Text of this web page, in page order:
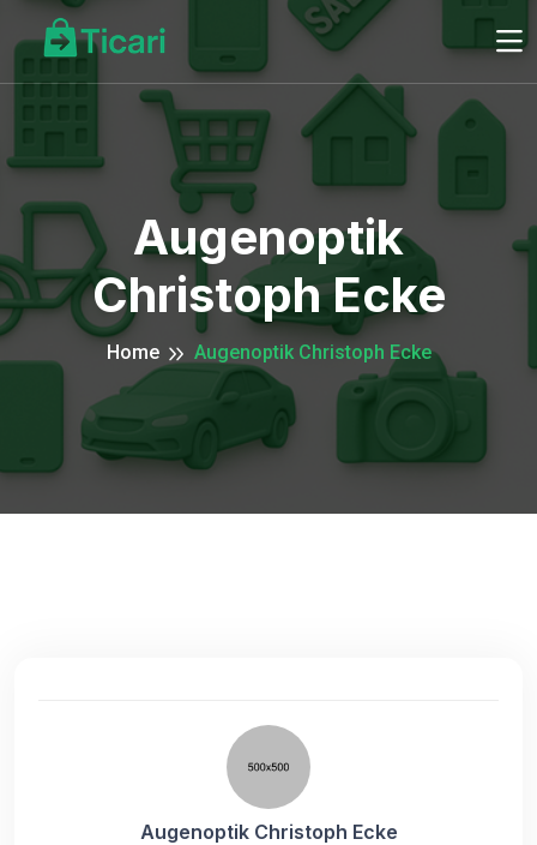
Augenoptik
Christoph Ecke
Home Augenoptik Christoph Ecke
Augenoptik Christoph Ecke